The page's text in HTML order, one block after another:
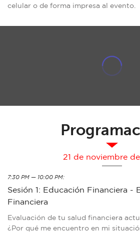
celular o de forma impresa al evento.
21 de noviembre
7:30 PM — 10:00 PM:
Sesión 1: Educación Financiera -
Financiera
Evaluación de tu salud financiera
¿Por qué me encuentro en mi